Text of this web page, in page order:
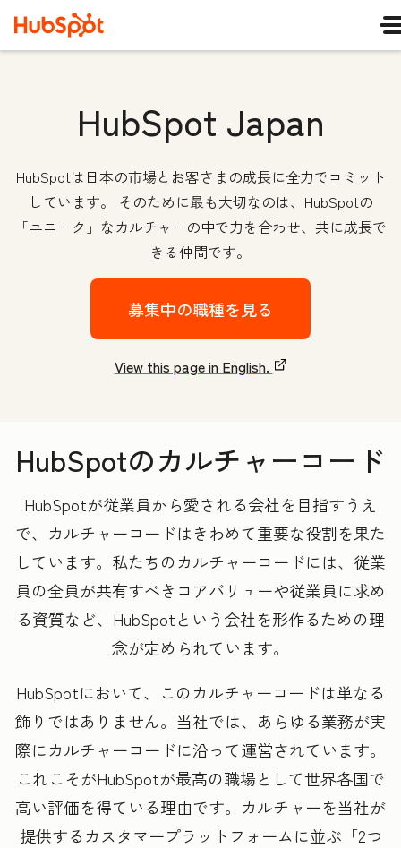
HubSpot Japan
HubSpotは日本の市場とお客さまの成長に全力でコミット
しています。 そのために最も大切なのは、HubSpotの
「ユニーク」なカルチャーの中で力を合わせ、共に成長で
きる仲間です。
募集中の職種を見る
View this page in English.
HubSpotのカルチャーコード
HubSpotが従業員から愛される会社を目指すうえ
で、カルチャーコードはきわめて重要な役割を果た
しています。私たちのカルチャーコードには、従業
員の全員が共有すべきコアバリューや従業員に求め
る資質など、HubSpotという会社を形作るための理
念が定められています。
HubSpotにおいて、このカルチャーコードは単なる
飾りではありません。当社では、あらゆる業務が実
際にカルチャーコードに沿って運営されています。
これこそがHubSpotが最高の職場として世界各国で
高い評価を得ている理由です。カルチャーを当社が
提供するカスタマープラットフォームに並ぶ「2つ